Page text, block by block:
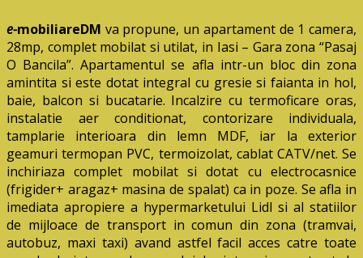
e-mobiliareDM va propune, un apartament de 1 camera,
28mp, complet mobilat si utilat, in Iasi – Gara zona “Pasaj
O Bancila”. Apartamentul se afla intr-un bloc din zona
amintita si este dotat integral cu gresie si faianta in hol,
baie, balcon si bucatarie. Incalzire cu termoficare oras,
instalatie aer conditionat, contorizare individuala,
tamplarie interioara din lemn MDF, iar la exterior
geamuri termopan PVC, termoizolat, cablat CATV/net. Se
inchiriaza complet mobilat si dotat cu electrocasnice
(frigider+ aragaz+ masina de spalat) ca in poze. Se afla in
imediata apropiere a hypermarketului Lidl si al statiilor
de mijloace de transport in comun din zona (tramvai,
autobuz, maxi taxi) avand astfel facil acces catre toate